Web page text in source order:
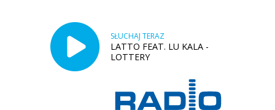
SŁUCHAJ TERAZ
LATTO FEAT. LU KALA -
LOTTERY